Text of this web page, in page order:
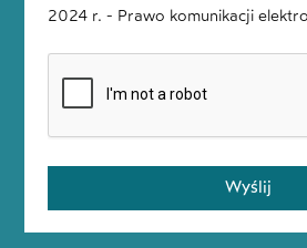
2024 r. - Prawo komunikacji
Wyślij